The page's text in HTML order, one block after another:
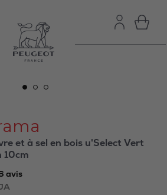
et à sel en bois u'Select Vert
avis